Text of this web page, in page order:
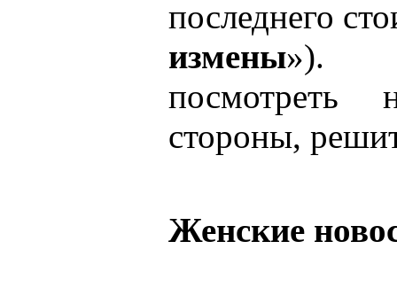
последнего
измены»).
стороны,
Женские